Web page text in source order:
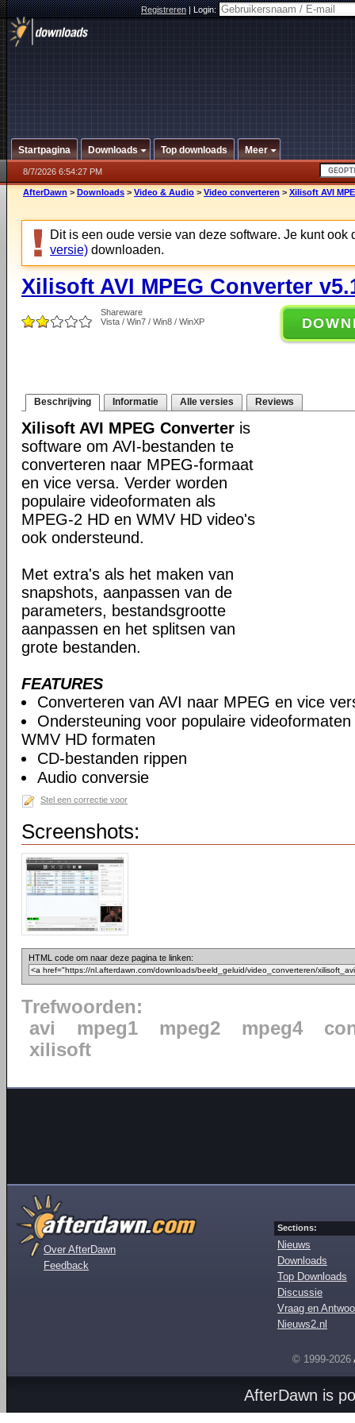
Registreren|Login:
Startpagina Downloads Top downloads Meer
8/7/2026 6:54:27 PM
AfterDawn > Downloads > Video & Audio > Video converteren > Xilisoft AVI
Dit is een oude versie van deze software. Je kunt ook
versie) downloaden.
Xilisoft AVI MPEG Converter
Shareware
Vista / Win7 / Win8 / WinXP
Beschrijving Informatie Alle versies Reviews
Xilisoft AVI MPEG Converter is
software om AVI-bestanden te
converteren naar MPEG-formaat
en vice versa. Verder worden
populaire videoformaten als
MPEG-2 HD en WMV HD video's
ook ondersteund.
Met extra's als het maken van
snapshots, aanpassen van de
parameters, bestandsgrootte
aanpassen en het splitsen van
grote bestanden.
FEATURES
Converteren van AVI naar MPEG en vice
Ondersteuning voor populaire
WMV HD formaten
CD-bestanden rippen
Audio conversie
Stel een correctie voor
Screenshots:
HTML code om naar deze pagina te linken:
Trefwoorden:
avi
mpeg1 mpeg2 mpeg4
xilisoft
Over AfterDawn
Feedback
Sections:
Nieuws
Downloads
Top Downloads
Discussie
Vraag en
Nieuws2.nl
© 1999-2026
AfterDawn is